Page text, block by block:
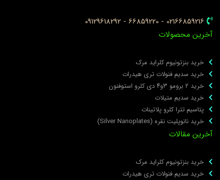
02166859216 - 66859220 - 09129618292
محصولات
خرید بنزتونیوم کلراید مرک
خرید سدیم فنولات تری هیدرات
خرید ۲ برومو ۳و۴ دی‌ کلرو استوفنون
خرید سدیم متیلات
پتاسیم تترا کلرو پلاتینات
خرید نانوپلیت نقره (Silver Nanoplates)
مقالات
خرید بنزتونیوم کلراید مرک
خرید سدیم فنولات تری هیدرات